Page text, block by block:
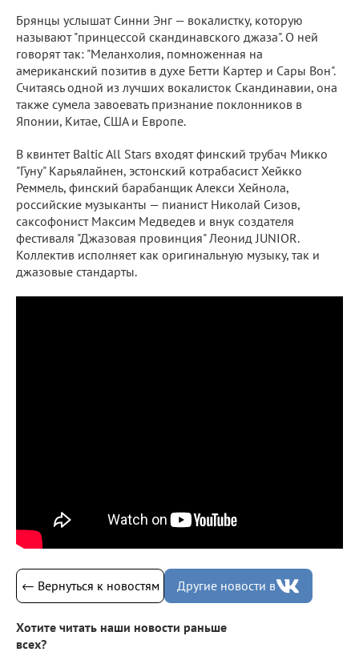
Брянцы услышат Синни Энг — вокалистку, которую
называют "принцессой скандинавского джаза". О ней
говорят так: "Меланхолия, помноженная на
американский позитив в духе Бетти Картер и Сары Вон".
Считаясь одной из лучших вокалисток Скандинавии, она
также сумела завоевать признание поклонников в
Японии, Китае, США и Европе.
В квинтет Baltic All Stars входят финский трубач Микко
"Гуну" Карьялайнен, эстонский котрабасист Хейкко
Реммель, финский барабанщик Алекси Хейнола,
российские музыканты — пианист Николай Сизов,
саксофонист Максим Медведев и внук создателя
фестиваля "Джазовая провинция" Леонид JUNIOR.
Коллектив исполняет как оригинальную музыку, так и
джазовые стандарты.
← Вернуться к новостям Другие новости в
Хотите читать наши новости раньше
всех?